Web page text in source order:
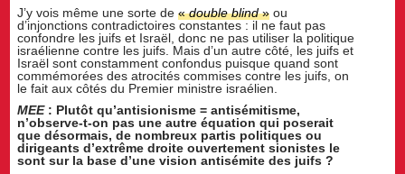
J’y vois même une sorte de«double blind» ou
d’injonctions contradictoires constantes : il ne faut pas
confondre les juifs et Israël, donc ne pas utiliser la politique
israélienne contre les juifs. Mais d’un autre côté, les juifs et
Israël sont constamment confondus puisque quand sont
commémorées des atrocités commises contre les juifs, on
le fait aux côtés du Premier ministre israélien.
MEE : Plutôt qu’antisionisme = antisémitisme,
n’observe-t-on pas une autre équation qui poserait
que désormais, de nombreux partis politiques ou
dirigeants d’extrême droite ouvertement sionistes le
sont sur la base d’une vision antisémite des juifs ?